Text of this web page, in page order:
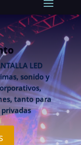
LED
sonido y
tanto para